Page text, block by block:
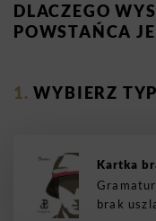
DLACZEGO
POWSTAŃCA
WYBIERZ
Kartka
brak